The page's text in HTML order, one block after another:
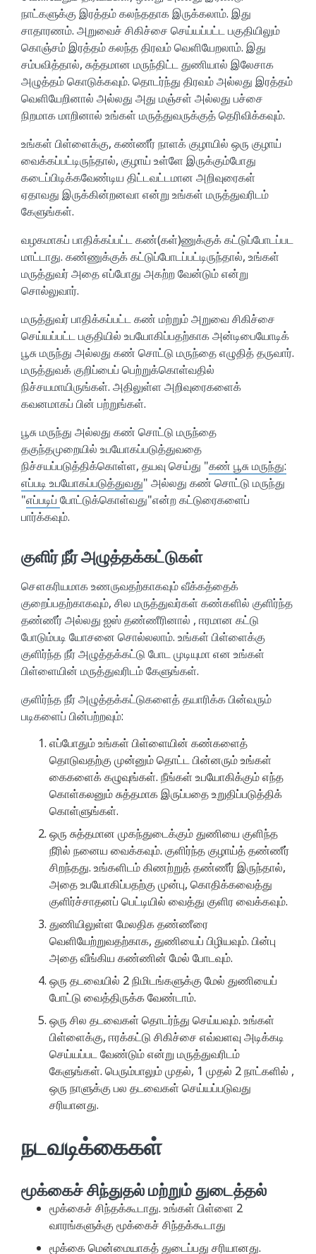
நாட்களுக்கு இரத்தம் கலந்ததாக இருக்கலாம். இது
சாதாரணம். அறுவைச் சிகிச்சை செய்யப்பட்ட பகுதியிலும்
கொஞ்சம் இரத்தம் கலந்த திரவம் வெளியேறலாம். இது
சம்பவித்தால், சுத்தமான மருந்திட்ட துணியால் இலேசாக
அழுத்தம் கொடுக்கவும். தொடர்ந்து திரவம் அல்லது இரத்தம்
வெளியேறினால் அல்லது அது மஞ்சள் அல்லது பச்சை
நிறமாக மாறினால் உங்கள் மருத்துவருக்குத் தெரிவிக்கவும்.
உங்கள் பிள்ளைக்கு, கண்ணீர் நாளக் குழாயில் ஒரு குழாய்
வைக்கப்பட்டிருந்தால், குழாய் உள்ளே இருக்கும்போது
கடைப்பிடிக்கவேண்டிய திட்டவட்டமான அறிவுரைகள்
ஏதாவது இருக்கின்றனவா என்று உங்கள் மருத்துவரிடம்
கேளுங்கள்.
வழகமாகப் பாதிக்கப்பட்ட கண்(கள்)ணுக்குக் கட்டுப்போடப்பட
மாட்டாது. கண்ணுக்குக் கட்டுப்போடப்பட்டிருந்தால், உங்கள்
மருத்துவர் அதை எப்போது அகற்ற வேன்டும் என்று
சொல்லுவார்.
மருத்துவர் பாதிக்கப்பட்ட கண் மற்றும் அறுவை சிகிச்சை
செய்யப்பட்ட பகுதியில் உபயோகிப்பதற்காக அன்டிபையோடிக்
பூசு மருந்து அல்லது கண் சொட்டு மருந்தை எழுதித் தருவார்.
மருத்துவக் குறிப்பைப் பெற்றுக்கொள்வதில்
நிச்சயமாயிருங்கள். அதிலுள்ள அறிவுரைகளைக்
கவனமாகப் பின் பற்றுங்கள்.
பூசு மருந்து அல்லது கண் சொட்டு மருந்தை
தகுந்தமுறையில் உபயோகப்படுத்துவதை
நிச்சயப்படுத்திக்கொள்ள, தயவு செய்து "கண் பூசு மருந்து:
எப்படி உபயோகப்படுத்துவது" அல்லது கண் சொட்டு மருந்து
"எப்படிப் போட்டுக்கொள்வது"என்ற கட்டுரைகளைப்
பார்க்கவும்.
குளிர் நீர் அழுத்தக்கட்டுகள்
சௌகரியமாக உணருவதற்காகவும் வீக்கத்தைக்
குறைப்பதற்காகவும், சில மருத்துவர்கள் கண்களில் குளிர்ந்த
தண்ணீர் அல்லது ஐஸ் தண்ணீரினால் , ஈரமான கட்டு
போடும்படி யோசனை சொல்லலாம். உங்கள் பிள்ளைக்கு
குளிர்ந்த நீர் அழுத்தக்கட்டு போட முடியுமா என உங்கள்
பிள்ளையின் மருத்துவரிடம் கேளுங்கள்.
குளிர்ந்த நீர் அழுத்தக்கட்டுகளைத் தயாரிக்க பின்வரும்
படிகளைப் பின்பற்றவும்:
எப்போதும் உங்கள் பிள்ளையின் கண்களைத்
தொடுவதற்கு முன்னும் தொட்ட பின்னரும் உங்கள்
கைகளைக் கழுவுங்கள். நீங்கள் உபயோகிக்கும் எந்த
கொள்கலனும் சுத்தமாக இருப்பதை உறுதிப்படுத்திக்
கொள்ளுங்கள்.
ஒரு சுத்தமான முகந்துடைக்கும் துணியை குளிந்த
நீரில் நனைய வைக்கவும். குளிர்ந்த குழாய்த் தண்ணீர்
சிறந்தது. உங்களிடம் கிணற்றுத் தண்ணீர் இருந்தால்,
அதை உபயோகிப்பதற்கு முன்பு, கொதிக்கவைத்து
குளிர்ச்சாதனப் பெட்டியில் வைத்து குளிர வைக்கவும்.
துணியிலுள்ள மேலதிக தண்ணீரை
வெளியேற்றுவதற்காக, துணியைப் பிழியவும். பின்பு
அதை வீங்கிய கண்ணின் மேல் போடவும்.
ஒரு தடவையில் 2 நிமிடங்களுக்கு மேல் துணியைப்
போட்டு வைத்திருக்க வேண்டாம்.
ஒரு சில தடவைகள் தொடர்ந்து செய்யவும். உங்கள்
பிள்ளைக்கு, ஈரக்கட்டு சிகிச்சை எவ்வளவு அடிக்கடி
செய்யப்பட வேண்டும் என்று மருத்துவரிடம்
கேளுங்கள். பெரும்பாலும் முதல், 1 முதல் 2 நாட்களில் ,
ஒரு நாளுக்கு பல தடவைகள் செய்யப்படுவது
சரியானது.
நடவடிக்கைகள்
மூக்கைச் சிந்துதல் மற்றும் துடைத்தல்
மூக்கைச் சிந்தக்கூடாது. உங்கள் பிள்ளை 2
வாரங்களுக்கு மூக்கைச் சிந்தக்கூடாது
மூக்கை மென்மையாகத் துடைப்பது சரியானது.